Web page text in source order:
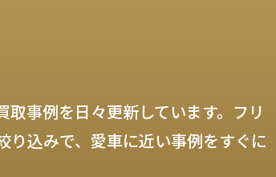
事例を日々更新しています。フリ
込みで、愛車に近い事例をすぐに